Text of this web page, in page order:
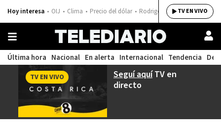
Hoy interesa OIJ Clima Precio del dólar Rodrigo ChavesTV EN VIVO
Última hora Nacional En alerta Internacional Tendencia
Seguí aquíTV en
directo
TV EN VIVO